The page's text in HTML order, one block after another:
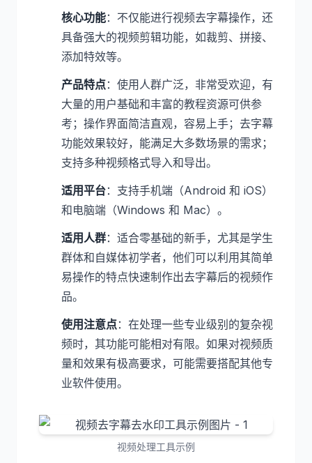
核心功能：不仅能进行视频去字幕操作，还
具备强大的视频剪辑功能，如裁剪、拼接、
添加特效等。
产品特点：使用人群广泛，非常受欢迎，有
大量的用户基础和丰富的教程资源可供参
考；操作界面简洁直观，容易上手；去字幕
功能效果较好，能满足大多数场景的需求；
支持多种视频格式导入和导出。
适用平台：支持手机端（Android 和 iOS）
和电脑端（Windows 和 Mac）。
适用人群：适合零基础的新手，尤其是学生
群体和自媒体初学者，他们可以利用其简单
易操作的特点快速制作出去字幕后的视频作
品。
使用注意点：在处理一些专业级别的复杂视
频时，其功能可能相对有限。如果对视频质
量和效果有极高要求，可能需要搭配其他专
业软件使用。
视频处理工具示例